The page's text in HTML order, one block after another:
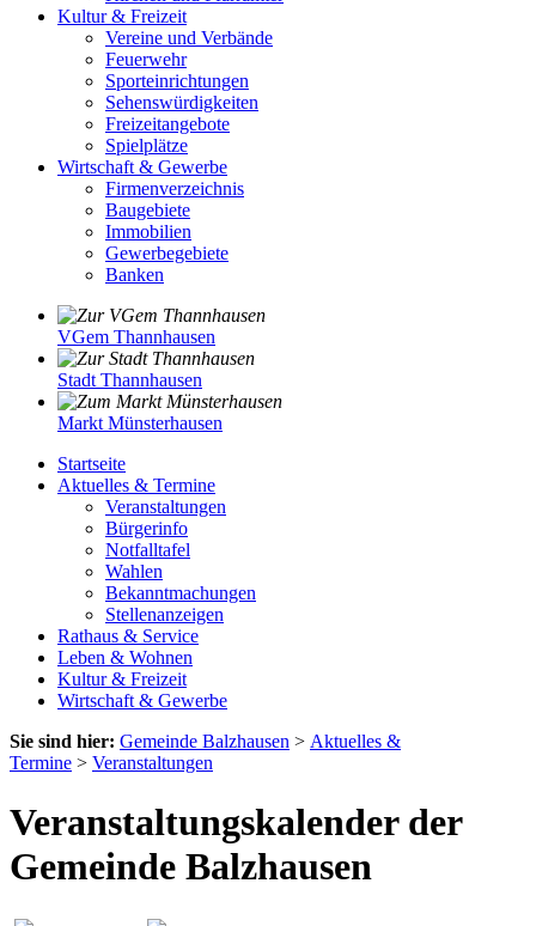
Kultur & Freizeit
Vereine und Verbände
Feuerwehr
Sporteinrichtungen
Sehenswürdigkeiten
Freizeitangebote
Spielplätze
Wirtschaft & Gewerbe
Firmenverzeichnis
Baugebiete
Immobilien
Gewerbegebiete
Banken
VGem Thannhausen
Stadt Thannhausen
Markt Münsterhausen
Startseite
Aktuelles & Termine
Veranstaltungen
Bürgerinfo
Notfalltafel
Wahlen
Bekanntmachungen
Stellenanzeigen
Rathaus & Service
Leben & Wohnen
Kultur & Freizeit
Wirtschaft & Gewerbe
Sie sind hier: Gemeinde Balzhausen > Aktuelles &
Termine > Veranstaltungen
Veranstaltungskalender der
Gemeinde Balzhausen